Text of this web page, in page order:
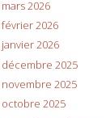
mars 2026
février 2026
janvier 2026
décembre 2025
novembre 2025
octobre 2025